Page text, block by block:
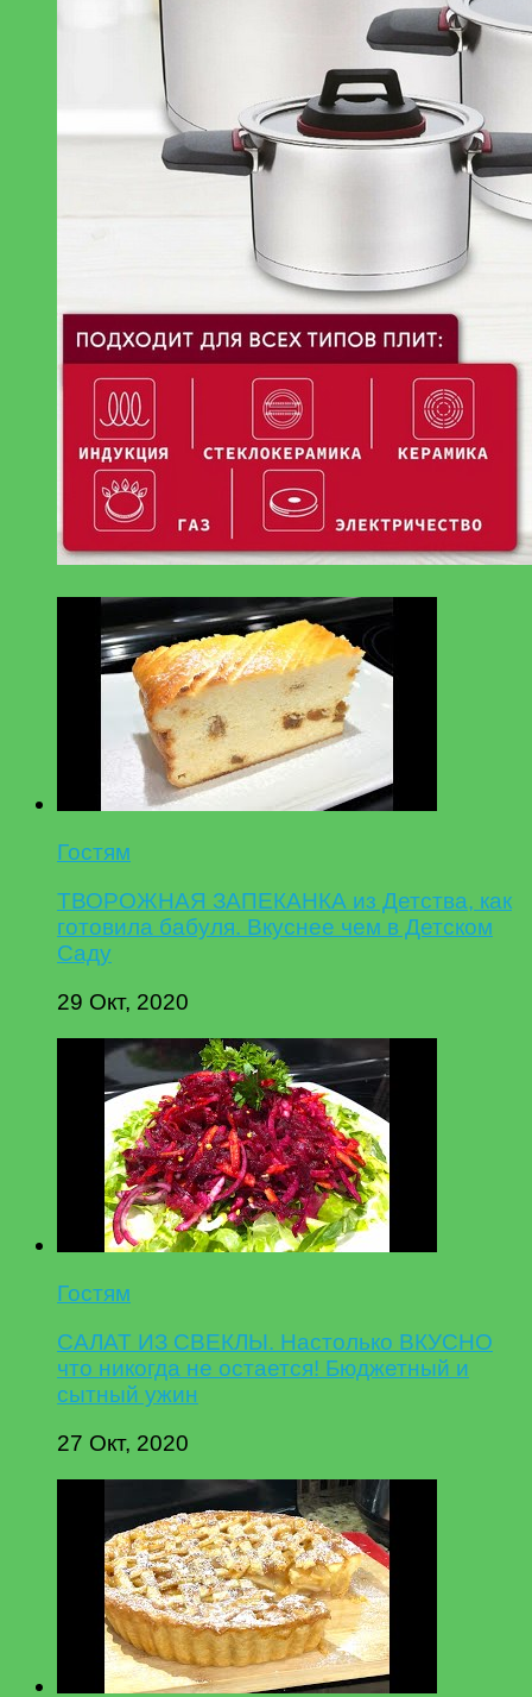
Гостям
ТВОРОЖНАЯ ЗАПЕКАНКА из Детства, как
готовила бабуля. Вкуснее чем в Детском
Саду
29 Окт, 2020
Гостям
САЛАТ ИЗ СВЕКЛЫ. Настолько ВКУСНО
что никогда не остается! Бюджетный и
сытный ужин
27 Окт, 2020